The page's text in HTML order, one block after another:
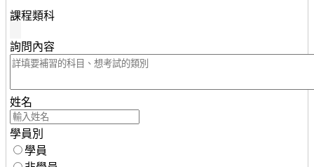
課程類科
詢問內容
姓名
學員別
學員